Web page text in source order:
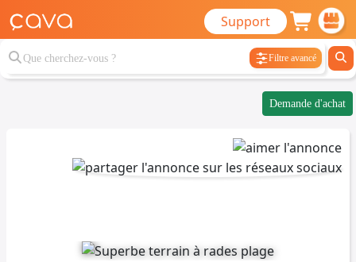
Support
Filtre avancé
Demande d'achat